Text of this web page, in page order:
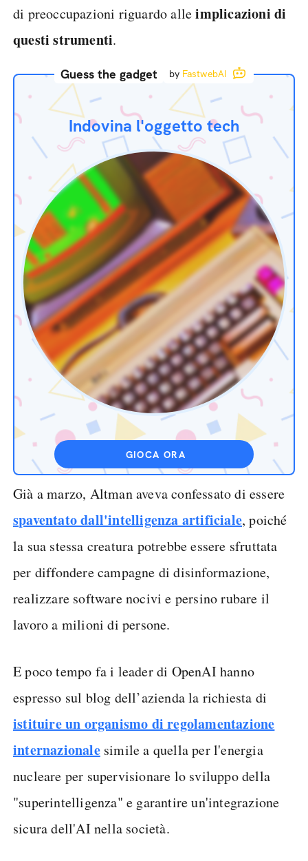
di preoccupazioni riguardo alleimplicazioni di
questi strumenti.
Guess the gadget by FastwebAI
Indovina l'oggetto tech
GIOCA ORA
Già a marzo, Altman aveva confessato di essere
spaventato dall'intelligenza artificiale, poiché
la sua stessa creatura potrebbe essere sfruttata
per diffondere campagne di disinformazione,
realizzare software nocivi e persino rubare il
lavoro a milioni di persone.
E poco tempo fa i leader di OpenAI hanno
espresso sul blog dell’azienda la richiesta di
istituire un organismo di regolamentazione
internazionalesimile a quella per l'energia
nucleare per supervisionare lo sviluppo della
"superintelligenza" e garantire un'integrazione
sicura dell'AI nella società.